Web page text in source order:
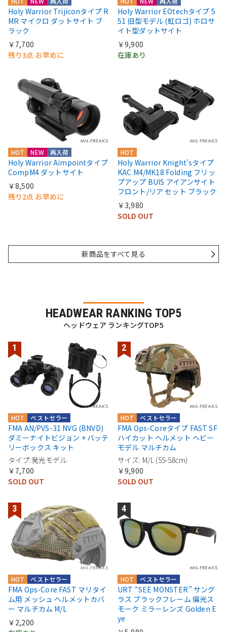
Holy Warrior Trijiconタイプ R
MR マイクロ ダットサイト ブ
ラック
￥7,700
残り3点 お早めに
Holy Warrior EOtechタイプ 5
51 旧型モデル (虹ロゴ) ホロサ
イト型ダットサイト
￥9,900
在庫あり
HOT NEW 再入荷
Holy Warrior Aimpointタイプ
CompM4 ダットサイト
￥8,500
残り2点 お早めに
HOT
Holy Warrior Knight'sタイプ
KAC M4/MK18 Folding フリッ
プアップ BUIS アイアンサイト
フロント/リア セット ブラック
￥3,980
SOLD OUT
新商品をすべて見る
HEADWEAR RANKING TOP5
ヘッドウェア ランキングTOP5
ベストセラー
HOT
FMA AN/PVS-31 NVG (BNVD)
ダミーナイトビジョン + バッテ
リーボックス キット
タイプ:発光モデル
￥7,700
SOLD OUT
ベストセラー
HOT
FMA Ops-Coreタイプ FAST SF
ハイカット ヘルメット ヘビー
モデル マルチカム
サイズ: M/L (55-58cm)
￥9,900
SOLD OUT
ベストセラー
HOT
FMA Ops-Core FAST マリタイ
ム用 メッシュ ヘルメットカバ
ー マルチカム M/L
￥2,200
ベストセラー
HOT
URT “SEE MONSTER” サング
ラス ブラックフレーム 偏光ス
モーク ミラーレンズ Golden E
ye